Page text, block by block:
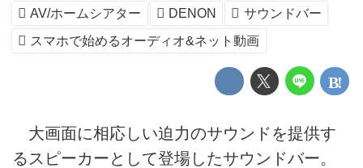
AV/ホームシアター
DENON
サウンドバー
スマホで始めるオーディオ&ネット動画
大画面に相応しい迫力のサウンドを提供す
るスピーカーとして登場したサウンドバー。